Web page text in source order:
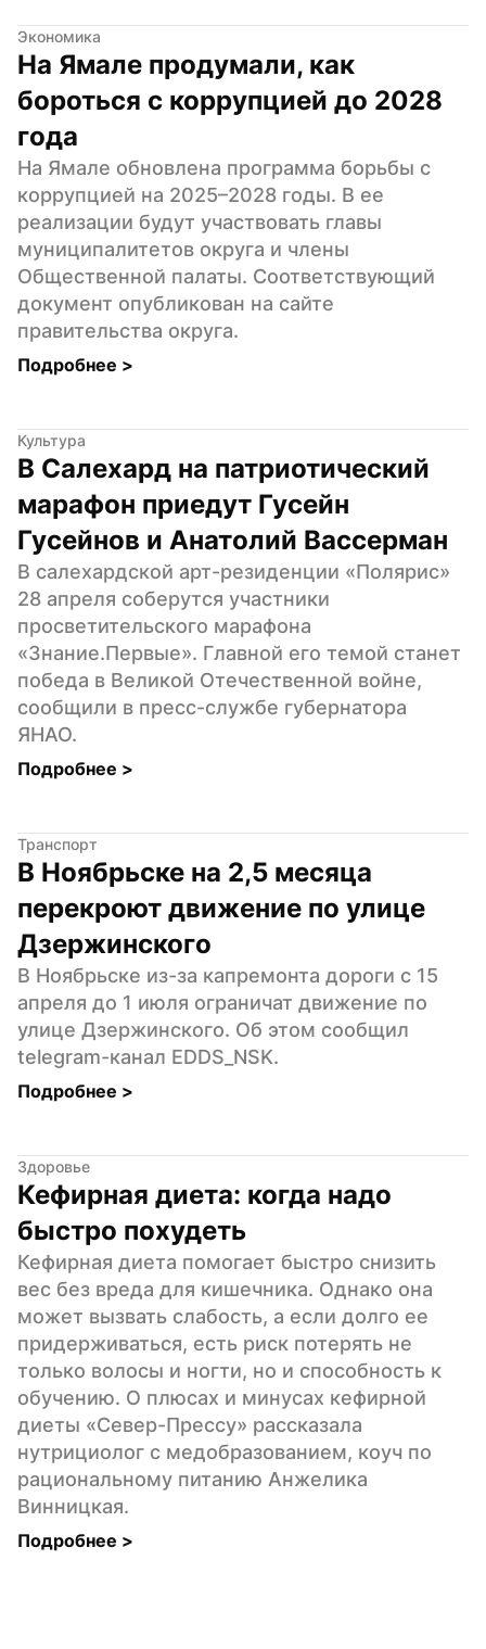
Экономика
На Ямале продумали, как
бороться с коррупцией до 2028
года
На Ямале обновлена программа борьбы с
коррупцией на 2025–2028 годы. В ее
реализации будут участвовать главы
муниципалитетов округа и члены
Общественной палаты. Соответствующий
документ опубликован на сайте
правительства округа.
Подробнее >
Культура
В Салехард на патриотический
марафон приедут Гусейн
Гусейнов и Анатолий Вассерман
В салехардской арт-резиденции «Полярис»
28 апреля соберутся участники
просветительского марафона
«Знание.Первые». Главной его темой станет
победа в Великой Отечественной войне,
сообщили в пресс-службе губернатора
ЯНАО.
Подробнее >
Транспорт
В Ноябрьске на 2,5 месяца
перекроют движение по улице
Дзержинского
В Ноябрьске из-за капремонта дороги с 15
апреля до 1 июля ограничат движение по
улице Дзержинского. Об этом сообщил
telegram-канал EDDS_NSK.
Подробнее >
Здоровье
Кефирная диета: когда надо
быстро похудеть
Кефирная диета помогает быстро снизить
вес без вреда для кишечника. Однако она
может вызвать слабость, а если долго ее
придерживаться, есть риск потерять не
только волосы и ногти, но и способность к
обучению. О плюсах и минусах кефирной
диеты «Север-Прессу» рассказала
нутрициолог с медобразованием, коуч по
рациональному питанию Анжелика
Винницкая.
Подробнее >